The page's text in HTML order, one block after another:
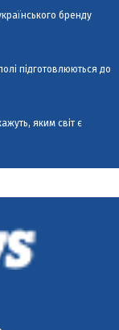
бренду
підготовлюються до
яким світ є